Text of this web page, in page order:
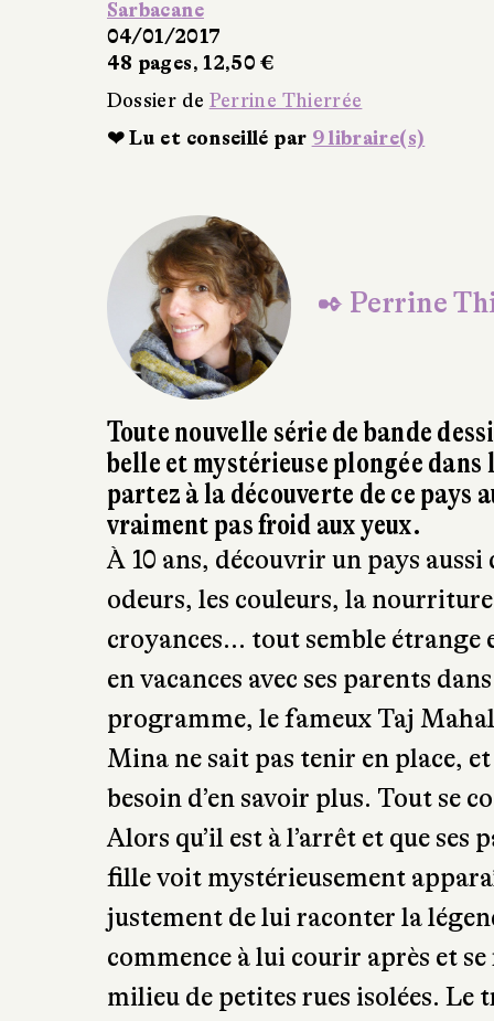
Thierrée
9 libraire(s)
✒ Perrine
Toute nouvelle série de bande
belle et mystérieuse plongée
partez à la découverte de ce pays
vraiment pas froid aux yeux.
À 10 ans, découvrir un pays aussi
odeurs, les couleurs, la
croyances… tout semble étrange
en vacances avec ses parents
programme, le fameux Taj
Mina ne sait pas tenir en place,
besoin d’en savoir plus. Tout se
Alors qu’il est à l’arrêt et que
fille voit mystérieusement
justement de lui raconter la
commence à lui courir après et
milieu de petites rues isolées.